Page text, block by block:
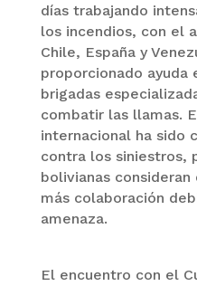
días trabajando
los incendios, con el
Chile, España y
proporcionado ayuda
brigadas
combatir las llamas.
internacional ha sido
contra los siniestros,
bolivianas
más colaboración
amenaza.
El encuentro con el